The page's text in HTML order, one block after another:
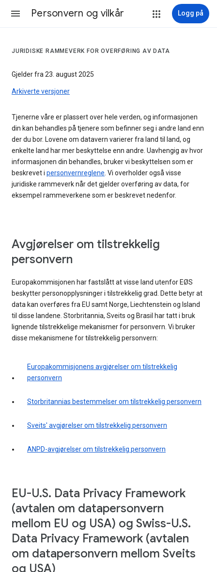
Personvern og vilkår Logg på
JURIDISKE RAMMEVERK FOR OVERFØRING AV DATA
Gjelder fra 23. august 2025
Arkiverte versjoner
Tjenerne våre er plassert over hele verden, og informasjonen
din kan behandles på tjenere som befinner seg i andre land enn
der du bor. Lovene om datavern varierer fra land til land, og
enkelte land har mer beskyttelse enn andre. Uavhengig av hvor
informasjonen din behandles, bruker vi beskyttelsen som er
beskrevet i personvernreglene. Vi overholder også visse
juridiske rammeverk når det gjelder overføring av data, for
eksempel rammeverkene som er beskrevet nedenfor.
Avgjørelser om tilstrekkelig
personvern
Europakommisjonen har fastslått at visse land utenfor EØS
beskytter personopplysninger i tilstrekkelig grad. Dette betyr at
data kan overføres fra EU samt Norge, Liechtenstein og Island
til disse landene. Storbritannia, Sveits og Brasil har tatt i bruk
lignende tilstrekkelige mekanismer for personvern. Vi bruker
disse mekanismene for tilstrekkelig personvern:
Europakommisjonens avgjørelser om tilstrekkelig
personvern
Storbritannias bestemmelser om tilstrekkelig personvern
Sveits' avgjørelser om tilstrekkelig personvern
ANPD-avgjørelser om tilstrekkelig personvern
EU-U.S. Data Privacy Framework
(avtalen om datapersonvern
mellom EU og USA) og Swiss-U.S.
Data Privacy Framework (avtalen
om datapersonvern mellom Sveits
og USA)